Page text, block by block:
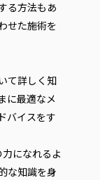
る方法もあ
せた施術を
て詳しく知
に最適なメ
バイスをす
になれるよ
な知識を身